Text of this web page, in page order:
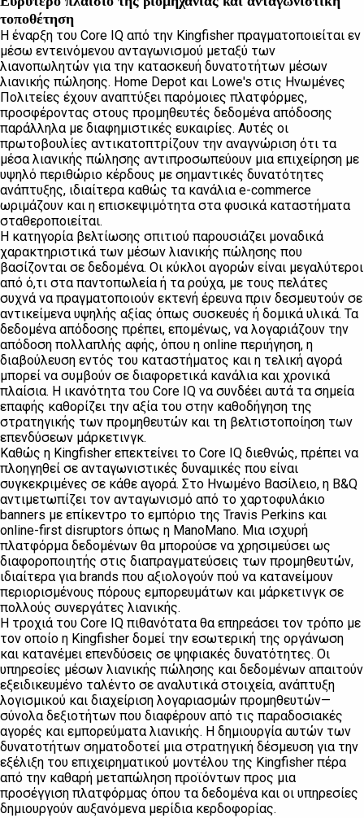
τοποθέτηση
Η έναρξη του Core IQ από την Kingfisher πραγματοποιείται εν
μέσω εντεινόμενου ανταγωνισμού μεταξύ των
λιανοπωλητών για την κατασκευή δυνατοτήτων μέσων
λιανικής πώλησης. Home Depot και Lowe's στις Ηνωμένες
Πολιτείες έχουν αναπτύξει παρόμοιες πλατφόρμες,
προσφέροντας στους προμηθευτές δεδομένα απόδοσης
παράλληλα με διαφημιστικές ευκαιρίες. Αυτές οι
πρωτοβουλίες αντικατοπτρίζουν την αναγνώριση ότι τα
μέσα λιανικής πώλησης αντιπροσωπεύουν μια επιχείρηση με
υψηλό περιθώριο κέρδους με σημαντικές δυνατότητες
ανάπτυξης, ιδιαίτερα καθώς τα κανάλια e-commerce
ωριμάζουν και η επισκεψιμότητα στα φυσικά καταστήματα
σταθεροποιείται.
Η κατηγορία βελτίωσης σπιτιού παρουσιάζει μοναδικά
χαρακτηριστικά των μέσων λιανικής πώλησης που
βασίζονται σε δεδομένα. Οι κύκλοι αγορών είναι μεγαλύτεροι
από ό,τι στα παντοπωλεία ή τα ρούχα, με τους πελάτες
συχνά να πραγματοποιούν εκτενή έρευνα πριν δεσμευτούν σε
αντικείμενα υψηλής αξίας όπως συσκευές ή δομικά υλικά. Τα
δεδομένα απόδοσης πρέπει, επομένως, να λογαριάζουν την
απόδοση πολλαπλής αφής, όπου η online περιήγηση, η
διαβούλευση εντός του καταστήματος και η τελική αγορά
μπορεί να συμβούν σε διαφορετικά κανάλια και χρονικά
πλαίσια. Η ικανότητα του Core IQ να συνδέει αυτά τα σημεία
επαφής καθορίζει την αξία του στην καθοδήγηση της
στρατηγικής των προμηθευτών και τη βελτιστοποίηση των
επενδύσεων μάρκετινγκ.
Καθώς η Kingfisher επεκτείνει το Core IQ διεθνώς, πρέπει να
πλοηγηθεί σε ανταγωνιστικές δυναμικές που είναι
συγκεκριμένες σε κάθε αγορά. Στο Ηνωμένο Βασίλειο, η B&Q
αντιμετωπίζει τον ανταγωνισμό από το χαρτοφυλάκιο
banners με επίκεντρο το εμπόριο της Travis Perkins και
online-first disruptors όπως η ManoMano. Μια ισχυρή
πλατφόρμα δεδομένων θα μπορούσε να χρησιμεύσει ως
διαφοροποιητής στις διαπραγματεύσεις των προμηθευτών,
ιδιαίτερα για brands που αξιολογούν πού να κατανείμουν
περιορισμένους πόρους εμπορευμάτων και μάρκετινγκ σε
πολλούς συνεργάτες λιανικής.
Η τροχιά του Core IQ πιθανότατα θα επηρεάσει τον τρόπο με
τον οποίο η Kingfisher δομεί την εσωτερική της οργάνωση
και κατανέμει επενδύσεις σε ψηφιακές δυνατότητες. Οι
υπηρεσίες μέσων λιανικής πώλησης και δεδομένων απαιτούν
εξειδικευμένο ταλέντο σε αναλυτικά στοιχεία, ανάπτυξη
λογισμικού και διαχείριση λογαριασμών προμηθευτών—
σύνολα δεξιοτήτων που διαφέρουν από τις παραδοσιακές
αγορές και εμπορεύματα λιανικής. Η δημιουργία αυτών των
δυνατοτήτων σηματοδοτεί μια στρατηγική δέσμευση για την
εξέλιξη του επιχειρηματικού μοντέλου της Kingfisher πέρα ​​
από την καθαρή μεταπώληση προϊόντων προς μια
προσέγγιση πλατφόρμας όπου τα δεδομένα και οι υπηρεσίες
δημιουργούν αυξανόμενα μερίδια κερδοφορίας.